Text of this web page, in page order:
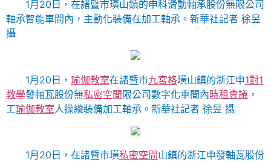
1月20日，在諸暨市璜山鎮的申科滑動軸承股份無限公司
軸承智能車間內，主動化裝備在加工軸承。 新華社記者 徐昱
攝
1月20日， 瑜伽教室在諸暨市九宮格璜山鎮的浙江申1對1
教學發軸瓦股份無私密空間限公司數字化車間內時租會議 ，
工瑜伽教室人操縱裝備加工軸承。 新華社記者 徐昱 攝
1月20日，在諸暨市璜私密空間山鎮的浙江申發軸瓦股份